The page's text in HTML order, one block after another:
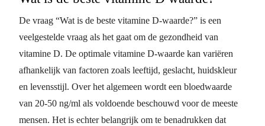
De vraag “Wat is de beste vitamine D-waarde?” is een
veelgestelde vraag als het gaat om de gezondheid van
vitamine D. De optimale vitamine D-waarde kan variëren
afhankelijk van factoren zoals leeftijd, geslacht, huidskleur
en levensstijl. Over het algemeen wordt een bloedwaarde
van 20-50 ng/ml als voldoende beschouwd voor de meeste
mensen. Het is echter belangrijk om te benadrukken dat